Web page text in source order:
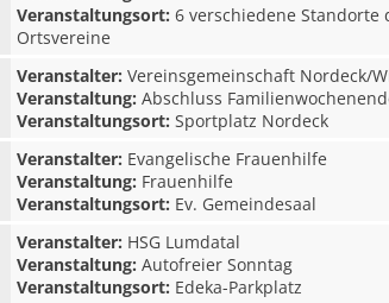
Veranstaltungsort: 6 verschiedene Standorte
Ortsvereine
Veranstalter: Vereinsgemeinschaft Nordeck/
Veranstaltung: Abschluss
Veranstaltungsort: Sportplatz Nordeck
Veranstalter: Evangelische Frauenhilfe
Veranstaltung: Frauenhilfe
Veranstaltungsort: Ev. Gemeindesaal
Veranstalter: HSG Lumdatal
Veranstaltung: Autofreier Sonntag
Veranstaltungsort: Edeka-Parkplatz